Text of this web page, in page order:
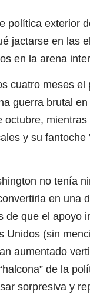
política exterior
jactarse en las
en la arena
cuatro meses
guerra brutal
octubre,
y su
no tenía
en una
de que el apoyo
Unidos (sin
aumentado
de la
sorpresiva y